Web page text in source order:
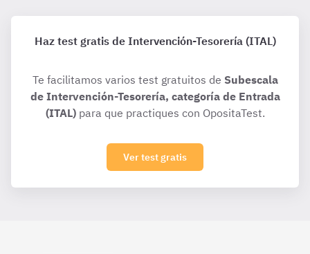
Haz test gratis de Intervención-Tesorería (ITAL)
Te facilitamos varios test gratuitos de Subescala
de Intervención-Tesorería, categoría de Entrada
(ITAL)para que practiques con OpositaTest.
Ver test gratis